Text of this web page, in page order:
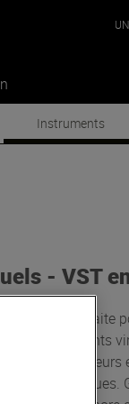
Instruments
- VST
parfaite
Nos instruments
aux